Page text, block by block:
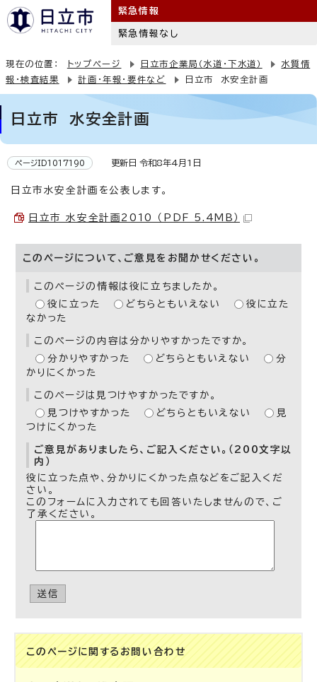
緊急情報
緊急情報なし
現在の位置： トップページ 日立市企業局（水道・下水道）
水質情
報・検査結果
計画・年報・要件など 日立市 水安全計画
日立市 水安全計画
ページID1017190 更新日 令和8年4月1日
日立市水安全計画を公表します。
日立市 水安全計画2010 （PDF 5.4MB）
このページについて、ご意見をお聞かせください。
このページの情報は役に立ちましたか。
役に立った
どちらともいえない
役に立た
なかった
このページの内容は分かりやすかったですか。
分かりやすかった
どちらともいえない
分
かりにくかった
このページは見つけやすかったですか。
見つけやすかった
どちらともいえない
見
つけにくかった
ご意見がありましたら、ご記入ください。（200文字以
内）
役に立った点や、分かりにくかった点などをご記入くだ
さい。
このフォームに入力されても回答いたしませんので、ご
了承ください。
送信
このページに関する お問い合わせ